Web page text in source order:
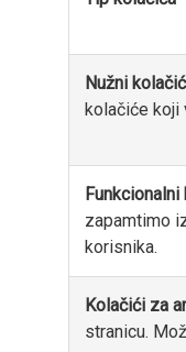
Nužni
kolačiće koji
zapamtimo
korisnika.
Kolačići za
stranicu.